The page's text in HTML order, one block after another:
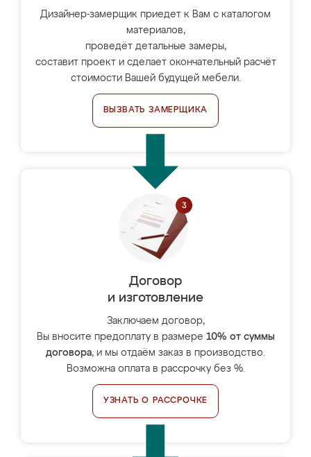
Дизайнер-замерщик приедет к Вам с каталогом
материалов,
проведёт детальные замеры,
составит проект и сделает окончательный расчёт
стоимости Вашей будущей мебели.
ВЫЗВАТЬ ЗАМЕРЩИКА
Договор
и изготовление
Заключаем договор,
Вы вносите предоплату в размере 10% от суммы
договора, и мы отдаём заказ в производство.
Возможна оплата в рассрочку без %.
УЗНАТЬ О РАССРОЧКЕ